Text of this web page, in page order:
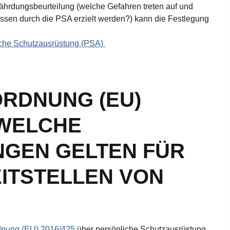
(welche Gefahren treten auf und
durch die PSA erzielt werden?) kann die Festlegung
Schutzausrüstung (PSA)
(EU)
GELTEN FÜR
VON